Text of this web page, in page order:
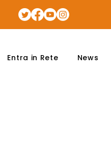
Entra in Rete News